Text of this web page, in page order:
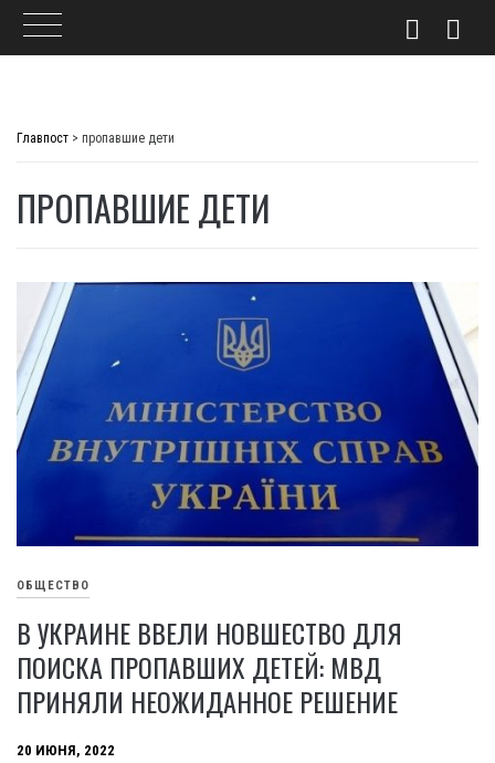
Главпост > пропавшие дети
ПРОПАВШИЕ ДЕТИ
ОБЩЕСТВО
В УКРАИНЕ ВВЕЛИ НОВШЕСТВО ДЛЯ
ПОИСКА ПРОПАВШИХ ДЕТЕЙ: МВД
ПРИНЯЛИ НЕОЖИДАННОЕ РЕШЕНИЕ
20 ИЮНЯ, 2022